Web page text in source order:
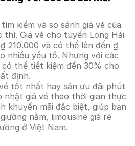
kiếm và so sánh giá vé của
thì. Giá vé cho tuyến Long Hải
210.000 và có thể lên đến ₫
nhiều yếu tố. Nhưng với các
thể tiết kiệm đến 30% cho
định.
tốt nhất hay săn ưu đãi phút
nhật giá vé theo thời gian thực
khuyến mãi đặc biệt, giúp bạn
nằm, limousine giá rẻ
ở Việt Nam.